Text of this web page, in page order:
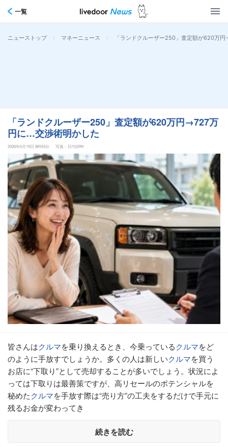
一覧
ニューストップ > マネーニュース > 「ランドクルーザー250」査定額が620万
「ランドクルーザー250」査定額が620万円→727万
円に…交渉術明かした
2026年6月15日 8時53分 写真：日刊SPA!
皆さんはクルマを乗り換えるとき、今乗っているクルマをど
のように手放すでしょうか。多くの人は新しいクルマを買う
お店に“下取り”として売却することが多いでしょう。状況によ
っては下取りは最善策ですが、高リセールのポテンシャルを
秘めたクルマを手放す際は“売り方”の工夫をするだけで手元に
残るお金が変わってき
続きを読む